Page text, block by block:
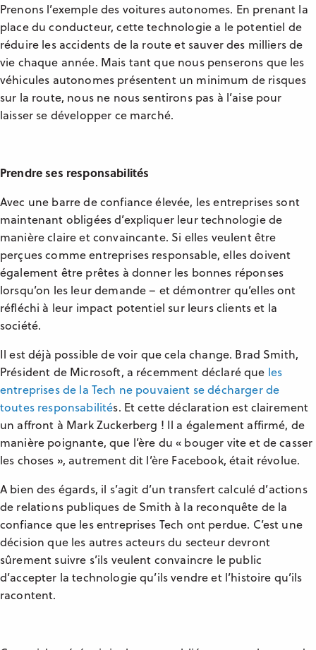
Prenons l’exemple des voitures autonomes. En prenant la
place du conducteur, cette technologie a le potentiel de
réduire les accidents de la route et sauver des milliers de
vie chaque année. Mais tant que nous penserons que les
véhicules autonomes présentent un minimum de risques
sur la route, nous ne nous sentirons pas à l’aise pour
laisser se développer ce marché.
Prendre ses responsabilités
Avec une barre de confiance élevée, les entreprises sont
maintenant obligées d’expliquer leur technologie de
manière claire et convaincante. Si elles veulent être
perçues comme entreprises responsable, elles doivent
également être prêtes à donner les bonnes réponses
lorsqu’on les leur demande – et démontrer qu’elles ont
réfléchi à leur impact potentiel sur leurs clients et la
société.
Il est déjà possible de voir que cela change. Brad Smith,
Président de Microsoft, a récemment déclaré que les
entreprises de la Tech ne pouvaient se décharger de
toutes responsabilités. Et cette déclaration est clairement
un affront à Mark Zuckerberg ! Il a également affirmé, de
manière poignante, que l’ère du « bouger vite et de casser
les choses », autrement dit l’ère Facebook, était révolue.
A bien des égards, il s’agit d’un transfert calculé d’actions
de relations publiques de Smith à la reconquête de la
confiance que les entreprises Tech ont perdue. C’est une
décision que les autres acteurs du secteur devront
sûrement suivre s’ils veulent convaincre le public
d’accepter la technologie qu’ils vendre et l’histoire qu’ils
racontent.